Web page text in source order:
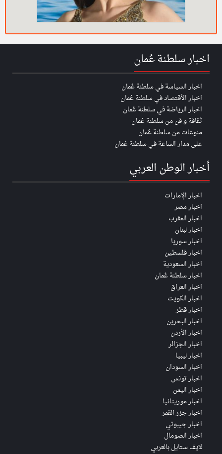
اخبار سلطنة عُمان
اخبار السياسة في سلطنة عُمان
اخبار الأقتصاد في سلطنة عُمان
اخبار الرياضة في سلطنة عُمان
ثقافة و فن من سلطنة عُمان
منوعات من سلطنة عُمان
على مدار الساعة في سلطنة عُمان
أخبار الوطن العربي
اخبار الإمارات
اخبار مصر
اخبار المغرب
اخبار لبنان
اخبار سوريا
اخبار فلسطين
اخبار السعودية
اخبار سلطنة عُمان
اخبار العراق
اخبار الكويت
اخبار قطر
اخبار البحرين
اخبار الأردن
اخبار الجزائر
اخبار ليبيا
اخبار السودان
اخبار تونس
اخبار اليمن
اخبار موريتانيا
اخبار جزر القمر
اخبار جيبوتي
اخبار الصومال
لايف ستايل بالعربي